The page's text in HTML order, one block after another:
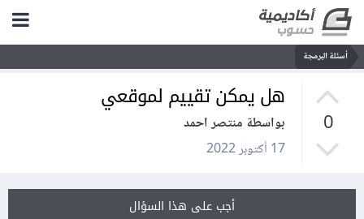
أسئلة البرمجة
0
هل يمكن تقييم لموقعي
بواسطة منتصر احمد
17 أكتوبر 2022
أجب على هذا السؤال